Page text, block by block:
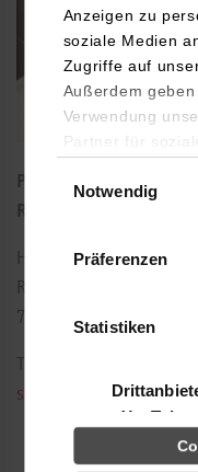
Anzeigen zu
soziale Medien
Zugriffe auf
Außerdem
Verwendung
Partner für
YouTube,
Daten
haben oder die
Notwendig
Präferenzen
Statistiken
Professorin für
Rechnungslegung
Herdweg 21
Raum: 005
70174
Stuttgart